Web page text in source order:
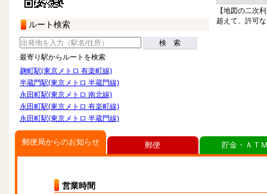
ルート検索
検 索
最寄り駅からルートを検索
麹町駅(東京メトロ 有楽町線)
半蔵門駅(東京メトロ 半蔵門線)
永田町駅(東京メトロ 南北線)
永田町駅(東京メトロ 有楽町線)
永田町駅(東京メトロ 半蔵門線)
【地図の二次
超えて、許可
郵便局からのお知らせ
営業時間
郵便 貯金・ＡＴ